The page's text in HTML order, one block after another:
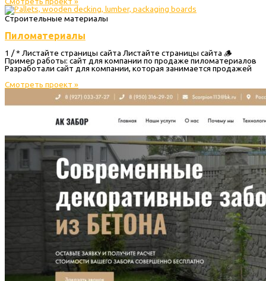
Строительные материалы
Пиломатериалы
1 / * Листайте страницы сайта Листайте страницы сайта 🪵
Пример работы: сайт для компании по продаже пиломатериалов
Разработали сайт для компании, которая занимается продажей
Смотреть проект »